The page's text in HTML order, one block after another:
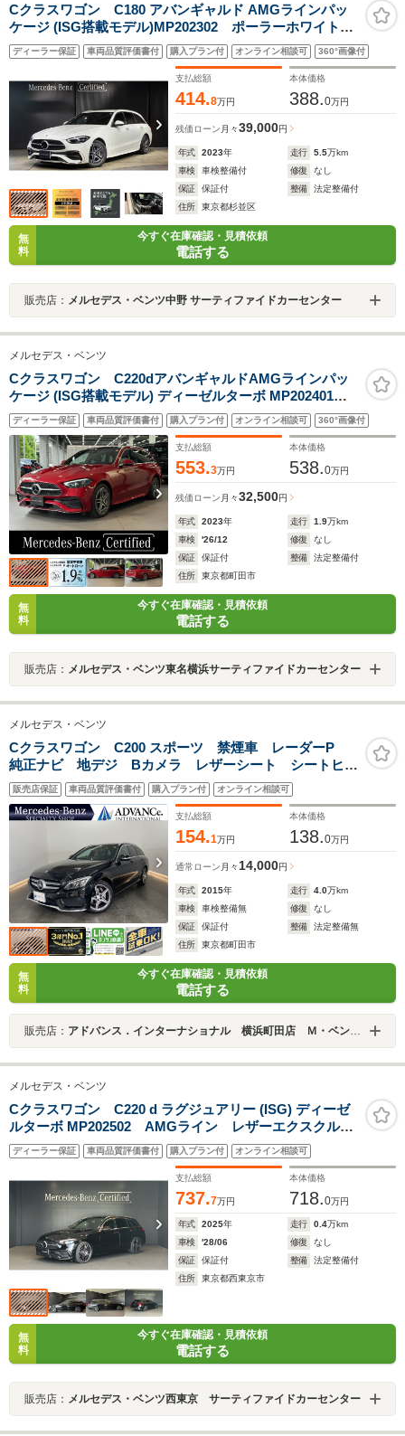
Cクラスワゴン C180 アバンギャルド AMGラインパッ
ケージ (ISG搭載モデル)MP202302 ポーラーホワイト
AMGラインPKG MBUX ARナビゲーション ヘッドア
ップディスプレイ 18インチAW アップルカープレイ
ディーラー保証 車両品質評価書付 購入プラン付 オンライン相談可 360°画像付
支払総額
414.8万円
本体価格
388.0万円
残価ローン 月々39,000円
年式 2023年 走行 5.5万km
車検
車検整備付 修復
なし
保証
保証付 整備
法定整備付
住所
東京都杉並区
無
料
今すぐ在庫確認・見積依頼
電話する
販売店： メルセデス・ベンツ中野 サーティファイドカーセンター
メルセデス・ベンツ
Cクラスワゴン C220dアバンギャルドAMGラインパッ
ケージ (ISG搭載モデル) ディーゼルターボ MP202401
サンルーフ ヘッドアップディスプレイ
ディーラー保証 車両品質評価書付 購入プラン付 オンライン相談可 360°画像付
支払総額
553.3万円
本体価格
538.0万円
残価ローン 月々32,500円
年式 2023年 走行 1.9万km
車検
'26/12 修復
なし
保証
保証付 整備
法定整備付
住所
東京都町田市
無
料
今すぐ在庫確認・見積依頼
電話する
販売店： メルセデス・ベンツ東名横浜サーティファイドカーセンター
メルセデス・ベンツ
Cクラスワゴン C200 スポーツ 禁煙車 レーダーP
純正ナビ 地デジ Bカメラ レザーシート シートヒー
ター D席パワーシート LED DSRC Bluetooth
HUD ドラレコ 電動リアゲート キーレスGO 18AW
販売店保証 車両品質評価書付 購入プラン付 オンライン相談可
支払総額
154.1万円
本体価格
138.0万円
通常ローン 月々 14,000円
年式 2015年 走行 4.0万km
車検
車検整備無 修復
なし
保証
保証付 整備
法定整備無
住所
東京都町田市
無
料
今すぐ在庫確認・見積依頼
電話する
販売店： アドバンス．インターナショナル 横浜町田店 Ｍ・ベンツ専門店
メルセデス・ベンツ
Cクラスワゴン C220 d ラグジュアリー (ISG) ディーゼ
ルターボ MP202502 AMGライン レザーエクスクルー
シブパッケージ ドライバーズパッケージ 本革シー
ト リアアクスルステアリング ブルメスターサウン
ド ヘッドアップディスプレイ 19インチアルミホイー
ル シートベンチレーター
ディーラー保証 車両品質評価書付 購入プラン付 オンライン相談可
支払総額
737.7万円
本体価格
718.0万円
年式 2025年 走行 0.4万km
車検
'28/06 修復
なし
保証
保証付 整備
法定整備付
住所
東京都西東京市
無
料
今すぐ在庫確認・見積依頼
電話する
販売店： メルセデス・ベンツ西東京 サーティファイドカーセンター